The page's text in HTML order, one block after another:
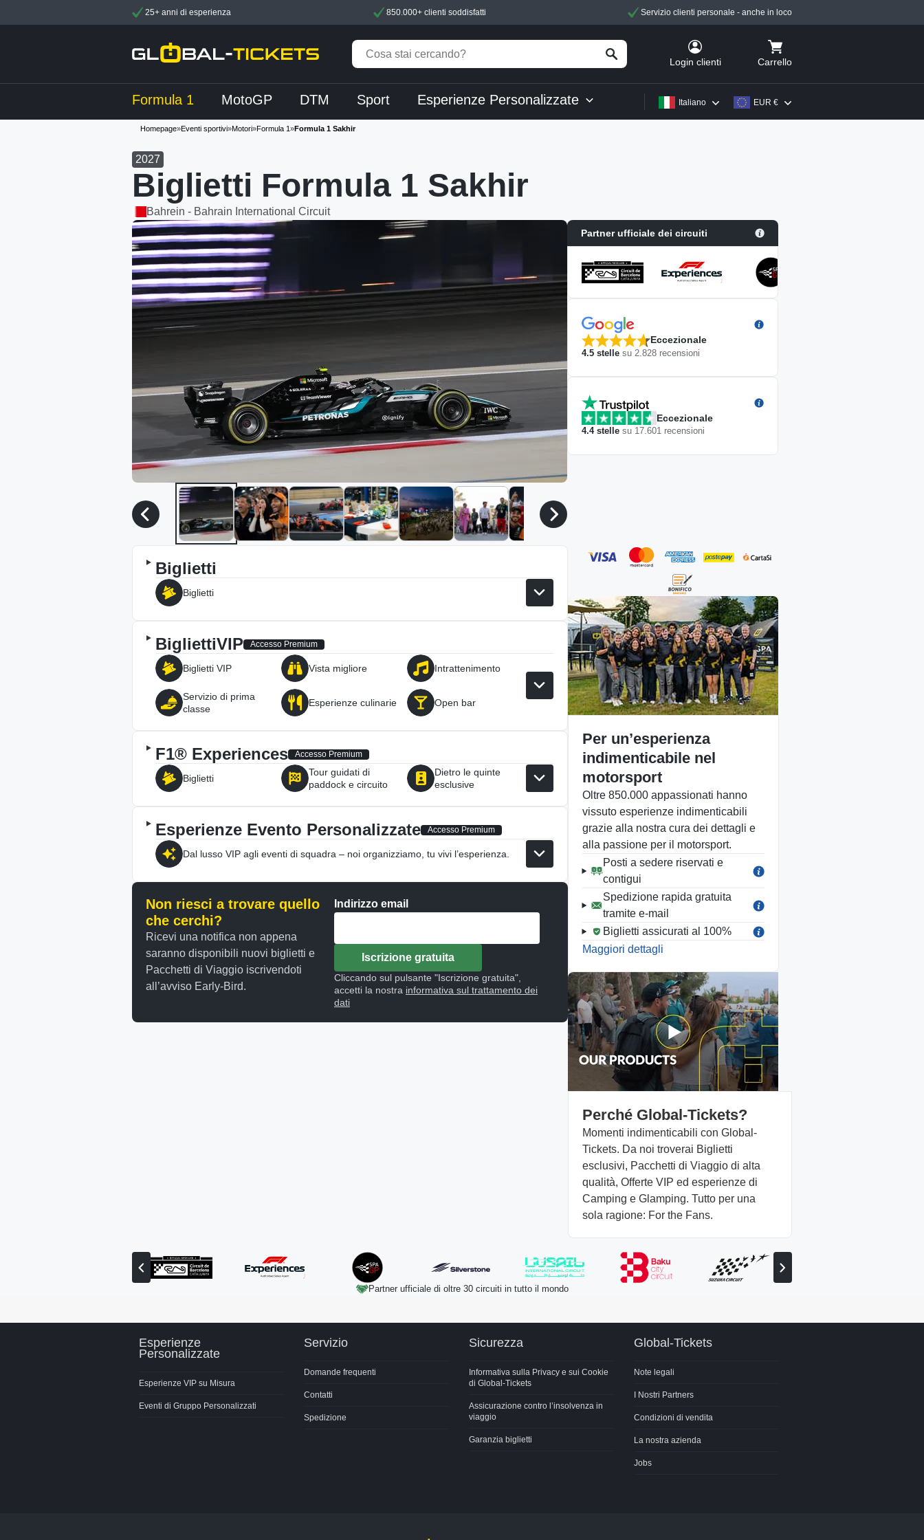
25+ anni di esperienza 850.000+ clienti soddisfatti Servizio clienti personale - anche in loco
Login clienti Carrello
Formula 1 MotoGP DTM Sport Esperienze Personalizzate EUR €
Italiano
Homepage»Eventi sportivi»Motori»Formula 1»Formula 1 Sakhir
2027
Biglietti Formula 1 Sakhir
Bahrein - Bahrain International Circuit
Partner ufficiale dei circuiti
Eccezionale
4.5 stelle su 2.828 recensioni
Eccezionale
4.4stelle su 17.601 recensioni
Biglietti
Biglietti
BigliettiVIP Accesso Premium
Biglietti VIP Vista migliore Intrattenimento
Servizio di prima
classe
Esperienze culinarie Open bar
F1® Experiences Accesso Premium
Biglietti
Tour guidati di
paddock e circuito
Dietro le quinte
esclusive
Esperienze Evento Personalizzate Accesso Premium
Dal lusso VIP agli eventi di squadra – noi organizziamo, tu vivi l’esperienza.
Non riesci a trovare quello
che cerchi?
Ricevi una notifica non appena
saranno disponibili nuovi biglietti e
Pacchetti di Viaggio iscrivendoti
all’avviso Early-Bird.
Indirizzo email
Iscrizione gratuita
Cliccando sul pulsante "Iscrizione gratuita",
accetti la nostra informativa sul trattamento dei
dati
Per un’esperienza
indimenticabile nel
motorsport
Oltre 850.000 appassionati hanno
vissuto esperienze indimenticabili
grazie alla nostra cura dei dettagli e
alla passione per il motorsport.
Posti a sedere riservati e
contigui
Spedizione rapida gratuita
tramite e-mail
Biglietti assicurati al 100%
Maggiori dettagli
Perché Global-Tickets?
Momenti indimenticabili con Global-
Tickets. Da noi troverai Biglietti
esclusivi, Pacchetti di Viaggio di alta
qualità, Offerte VIP ed esperienze di
Camping e Glamping. Tutto per una
sola ragione: For the Fans.
Visualizza
il
Visualizza
il
Partner ufficiale di oltre 30 circuiti in tutto il mondo
Esperienze
Personalizzate
Esperienze VIP su Misura
Eventi di Gruppo Personalizzati
Servizio
Domande frequenti
Contatti
Spedizione
Sicurezza
Informativa sulla Privacy e sui Cookie
di Global-Tickets
Assicurazione contro l’insolvenza in
viaggio
Garanzia biglietti
Global-Tickets
Note legali
I Nostri Partners
Condizioni di vendita
La nostra azienda
Jobs